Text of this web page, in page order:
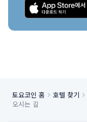
토요코인 홈 호텔 찾기
오시는 길